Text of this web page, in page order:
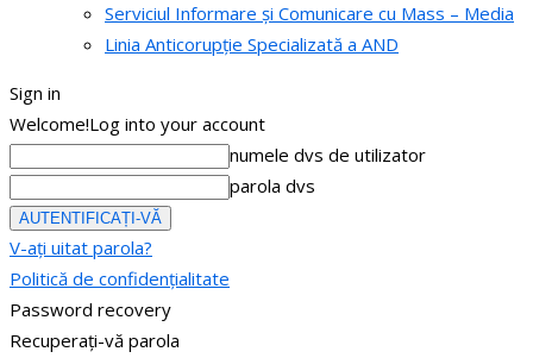
Serviciul Informare și Comunicare cu Mass – Media
Linia Anticorupție Specializată a AND
Sign in
Welcome!Log into your account
numele dvs de utilizator
parola dvs
V-ați uitat parola?
Politică de confidențialitate
Password recovery
Recuperați-vă parola